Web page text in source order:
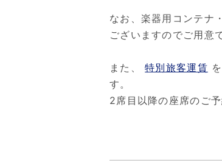
なお、楽器用コンテナ
ございますのでご用意
また、特別旅客運賃
す。
2席目以降の座席のご